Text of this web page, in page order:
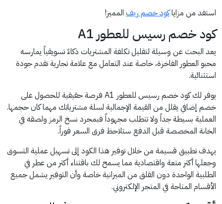
استفد من مزاياكود خصم ريف المميز!
كود خصم رسيس للعطور A1
يعد البحث عن وسيلة لتقليل تكلفة المشتريات ذكاءً تسويقياً يمارسه
محبو العطور الفاخرة، خاصة عند التعامل مع علامة تجارية تقدم جودة
استثنائية.
يوفر لك كود خصم رسيس للعطور A1 فرصة حقيقية للحصول على
خصم إضافي يقلل من القيمة الإجمالية لسلة مشترياتك مهما كان حجمها.
العملية بسيطة جداً ولا تتطلب مجهوداً فبمجرد نسخ الرمز ولصقه في
الخانة المخصصة قبل الدفع ستلاحظ فرق السعر فوراً.
يهدف تطبيق قسيمة من خلال توفير هذا الكود إلى تسهيل عملية التسوق
وجعلها أكثر متعة واقتصادية مما يسمح لك باقتناء أكثر من عطر في
الطلبية الواحدة دون القلق من الميزانية خاصة وأن التوفير يشمل جميع
الأقسام المتاحة في المتجر الإلكتروني.